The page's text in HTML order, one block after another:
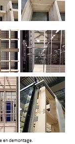
en demontage.